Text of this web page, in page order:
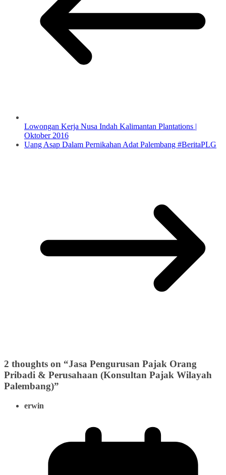
Lowongan Kerja Nusa Indah Kalimantan Plantations |
Oktober 2016
Uang Asap Dalam Pernikahan Adat Palembang #BeritaPLG
2 thoughts on “Jasa Pengurusan Pajak Orang
Pribadi & Perusahaan (Konsultan Pajak Wilayah
Palembang)”
erwin